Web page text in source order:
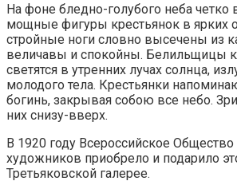
На фоне бледно-голубого неба
мощные фигуры крестьянок в ярких
стройные ноги словно высечены из
величавы и спокойны. Белильщицы
светятся в утренних лучах солнца,
молодого тела. Крестьянки
богинь, закрывая собою все небо.
них снизу-вверх.
В 1920 году Всероссийское
художников приобрело и подарило
Третьяковской галерее.